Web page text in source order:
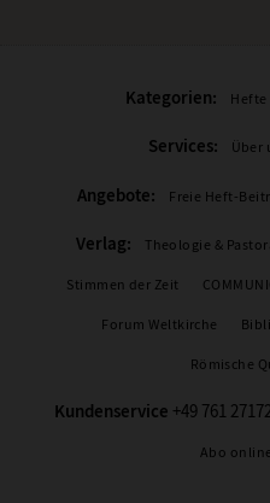
Kategorien: Hefte
Services: Über
Angebote: Freie Heft-
Verlag: Theologie &
Stimmen der Zeit
Forum Weltkirche
Römische
Kundenservice +49 761
Abo